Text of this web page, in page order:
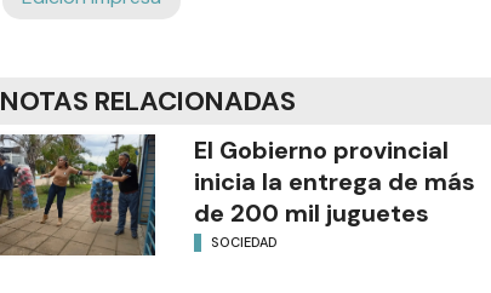
NOTAS RELACIONADAS
El Gobierno provincial
inicia la entrega de más
de 200 mil juguetes
SOCIEDAD